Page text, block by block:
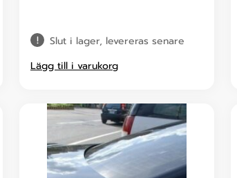
Slut i lager, levereras senare
Lägg till i varukorg